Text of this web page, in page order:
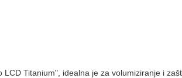
Titanium", idealna je za volumiziranje i